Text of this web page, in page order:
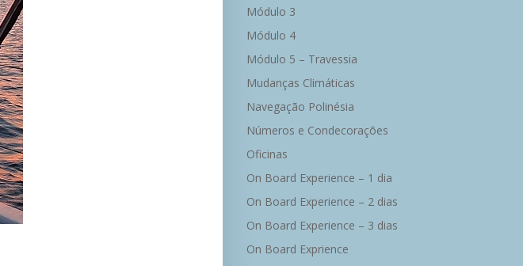
Módulo 3
Módulo 4
Módulo 5 – Travessia
Mudanças Climáticas
Navegação Polinésia
Números e Condecorações
Oficinas
On Board Experience – 1 dia
On Board Experience – 2 dias
On Board Experience – 3 dias
On Board Exprience